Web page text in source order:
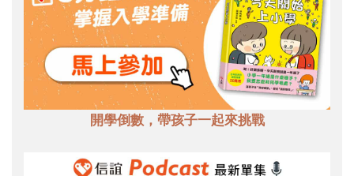
開學倒數，帶孩子一起來挑戰